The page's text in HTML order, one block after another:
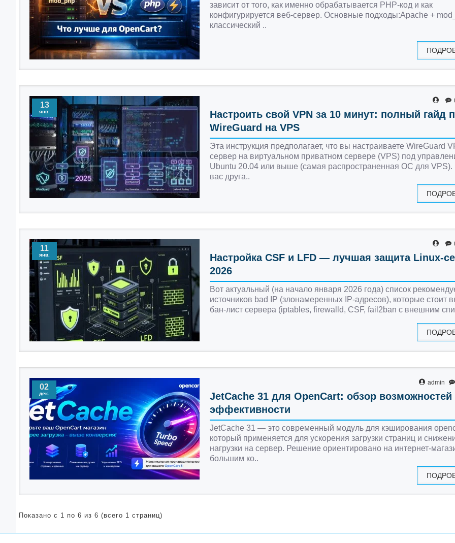
зависит от того, как именно обрабатывается PHP-код и как
конфигурируется веб-сервер. Основные подходы:Apache +
классический ..
13
янв.
Настроить свой VPN за 10 минут: полный гайд
WireGuard на VPS
Эта инструкция предполагает, что вы настраиваете WireGuard
сервер на виртуальном приватном сервере (VPS) под
Ubuntu 20.04 или выше (самая распространенная ОС для VPS).
вас друга..
11
янв.
Настройка CSF и LFD — лучшая защита Linux-
2026
Вот актуальный (на начало января 2026 года) список
источников bad IP (злонамеренных IP-адресов), которые стоит
бан-лист сервера (iptables, firewalld, CSF, fail2ban с внешним
02
дек.
admin
JetCache 31 для OpenCart: обзор возможностей
эффективности
JetCache 31 — это современный модуль для кэширования
который применяется для ускорения загрузки страниц и
нагрузки на сервер. Решение ориентировано на интернет-
большим ко..
Показано с 1 по 6 из 6 (всего 1 страниц)